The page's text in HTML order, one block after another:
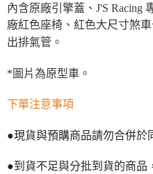
內含原廠引擎蓋、J'S Racing
廠紅色座椅、紅色大尺寸煞
出排氣管。
*圖片為原型車。
下單注意事項
●現貨與預購商品請勿合併於
●到貨不足與分批到貨的商品